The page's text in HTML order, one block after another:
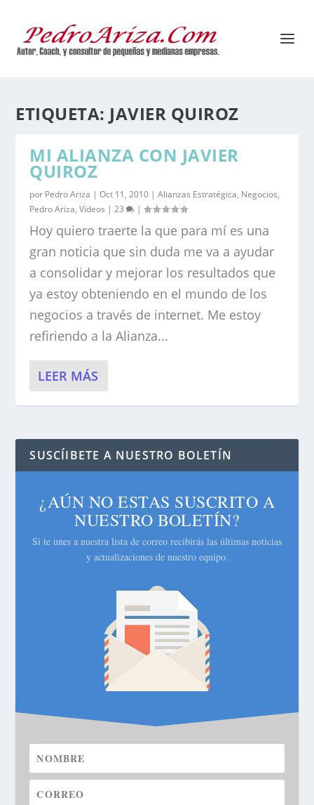
ETIQUETA: JAVIER QUIROZ
MI ALIANZA CON JAVIER
QUIROZ
por Pedro Ariza |Oct 11, 2010 |Alianzas Estratégica, Negocios,
Pedro Ariza,Videos |23 |
Hoy quiero traerte la que para mí es una
gran noticia que sin duda me va a ayudar
a consolidar y mejorar los resultados que
ya estoy obteniendo en el mundo de los
negocios a través de internet. Me estoy
refiriendo a la Alianza...
LEER MÁS
SUSCÍIBETE A NUESTRO BOLETÍN
¿AÚN NO ESTAS SUSCRITO A
NUESTRO BOLETÍN?
Si te unes a nuestra lista de correo recibirás las últimas noticias
y actualizaciones de nuestro equipo.